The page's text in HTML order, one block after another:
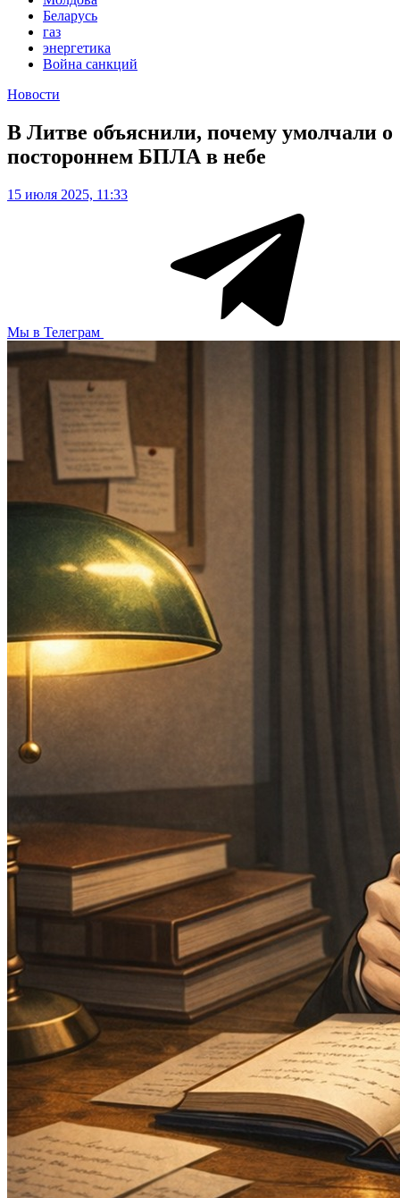
Беларусь
газ
энергетика
Война санкций
Новости
В Литве объяснили, почему умолчали о
постороннем БПЛА в небе
15 июля 2025, 11:33
Мы в Телеграм